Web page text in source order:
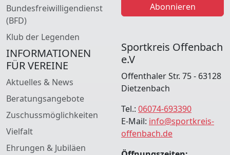
Bundesfreiwilligendienst
(BFD)
Klub der Legenden
INFORMATIONEN
FÜR VEREINE
Aktuelles & News
Beratungsangebote
Zuschussmöglichkeiten
Vielfalt
Ehrungen & Jubiläen
Abonnieren
Sportkreis Offenbach
e.V
Offenthaler Str. 75 - 63128
Dietzenbach
Tel.: 06074-693390
E-Mail: info@sportkreis-
offenbach.de